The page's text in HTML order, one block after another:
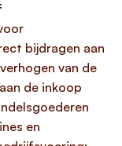
bijdragen aan
van de
de inkoop
en